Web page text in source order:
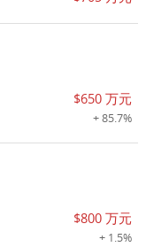
$650 万元
+ 85.7%
$800 万元
+ 1.5%